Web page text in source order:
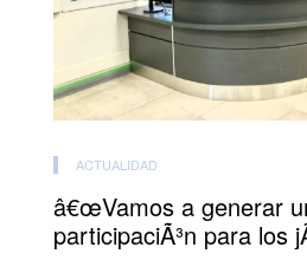
ACTUALIDAD
â€œVamos a generar
participaciÃ³n para los